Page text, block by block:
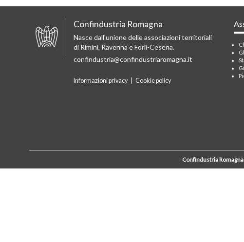
Confindustria Romagna
Nasce dall'unione delle associazioni territoriali
di Rimini, Ravenna e Forlì-Cesena.
confindustria@confindustriaromagna.it
Informazioni privacy Cookie policy
Confindustria Romagna